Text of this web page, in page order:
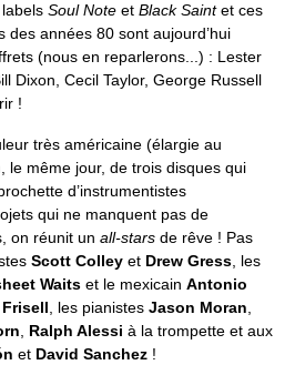
Soul Note et Black Saintet ces
des années 80 sont aujourd’hui
(nous en reparlerons...) : Lester
Dixon, Cecil Taylor, George Russell
!
très américaine (élargie au
le même jour, de trois disques qui
d’instrumentistes
qui ne manquent pas de
on réunit un all-stars de rêve ! Pas
Scott Colley et Drew Gress , les
Waits et le mexicain Antonio
, les pianistes Jason Moran
Ralph Alessi à la trompette et aux
et David Sanchez !